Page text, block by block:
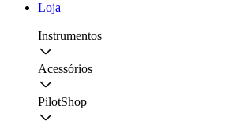
Loja
Instrumentos
Acessórios
PilotShop